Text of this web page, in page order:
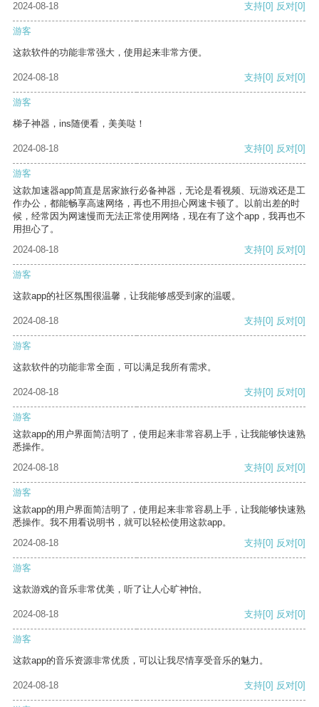
2024-08-18
支持[0] 反对[0]
游客
这款软件的功能非常强大，使用起来非常方便。
2024-08-18 支持[0] 反对[0]
游客
梯子神器，ins随便看，美美哒！
2024-08-18 支持[0] 反对[0]
游客
这款加速器app简直是居家旅行必备神器，无论是看视频、玩游戏还是工
作办公，都能畅享高速网络，再也不用担心网速卡顿了。以前出差的时
候，经常因为网速慢而无法正常使用网络，现在有了这个app，我再也不
用担心了。
2024-08-18
支持[0] 反对[0]
游客
这款app的社区氛围很温馨，让我能够感受到家的温暖。
2024-08-18 支持[0] 反对[0]
游客
这款软件的功能非常全面，可以满足我所有需求。
2024-08-18 支持[0] 反对[0]
游客
这款app的用户界面简洁明了，使用起来非常容易上手，让我能够快速熟
悉操作。
2024-08-18
支持[0] 反对[0]
游客
这款app的用户界面简洁明了，使用起来非常容易上手，让我能够快速熟
悉操作。我不用看说明书，就可以轻松使用这款app。
2024-08-18
支持[0] 反对[0]
游客
这款游戏的音乐非常优美，听了让人心旷神怡。
2024-08-18 支持[0] 反对[0]
游客
这款app的音乐资源非常优质，可以让我尽情享受音乐的魅力。
2024-08-18 支持[0] 反对[0]